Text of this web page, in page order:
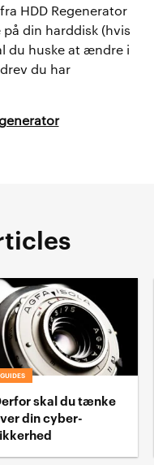
HDD Regenerator
din harddisk (hvis
du huske at ændre i
du har
GUIDES
skal du tænke
din cyber-